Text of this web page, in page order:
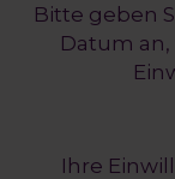
Bitte geben
Datum
Ihre